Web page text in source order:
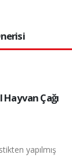
Çağı
yapılmış